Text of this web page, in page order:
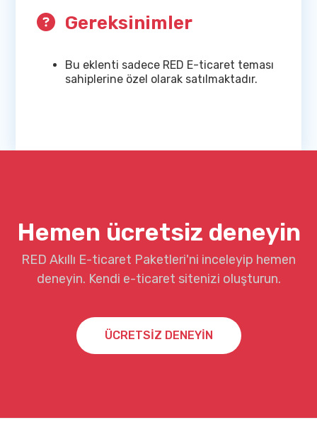
Gereksinimler
Bu eklenti sadece RED E-ticaret teması
sahiplerine özel olarak satılmaktadır.
Hemen ücretsiz deneyin
RED Akıllı E-ticaret Paketleri'ni inceleyip hemen
deneyin. Kendi e-ticaret sitenizi oluşturun.
ÜCRETSİZ DENEYİN